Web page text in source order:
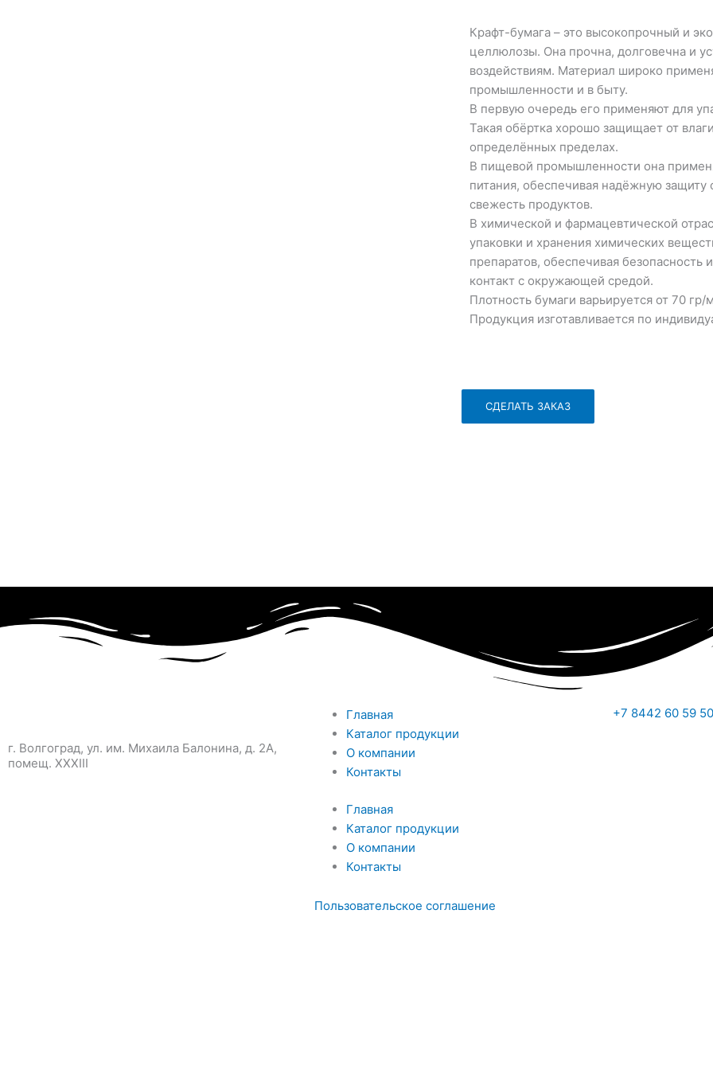
Крафт-бумага – это высокопрочный и
целлюлозы. Она прочна, долговечна и
воздействиям. Материал широко
промышленности и в быту.
В первую очередь его применяют для
Такая обёртка хорошо защищает от
определённых пределах.
В пищевой промышленности она
питания, обеспечивая надёжную
свежесть продуктов.
В химической и фармацевтической
упаковки и хранения химических
препаратов, обеспечивая безопасность
контакт с окружающей средой.
Плотность бумаги варьируется от 70 гр/
Продукция изготавливается по
СДЕЛАТЬ ЗАКАЗ
г. Волгоград, ул. им. Михаила Балонина, д. 2А,
помещ. XXXIII
Главная
Каталог продукции
О компании
Контакты
Главная
Каталог продукции
О компании
Контакты
Пользовательское соглашение
+7 8442 60 59 50